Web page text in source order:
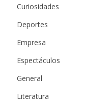
Curiosidades
Deportes
Empresa
Espectáculos
General
Literatura